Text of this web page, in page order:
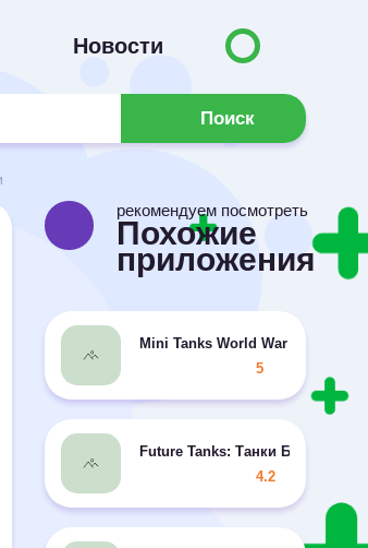
Новости
Поиск
рекомендуем посмотреть
Похожие
приложения
Mini Tanks World War Hero Race
5
Future Tanks: Танки Будущего
4.2